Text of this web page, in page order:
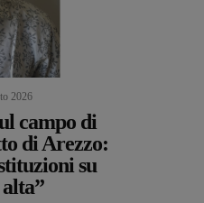
2026
campo di
di Arezzo:
su